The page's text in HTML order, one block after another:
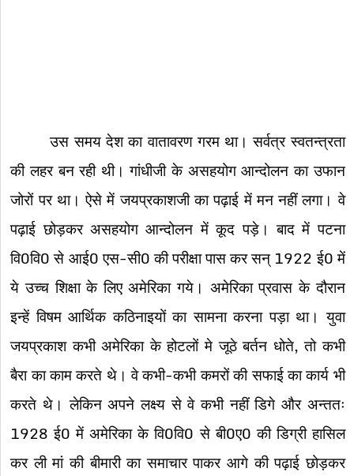
उस समय देश का वातावरण गरम था। सर्वत्र स्वतन्त्रता
की लहर बन रही थी। गांधीजी के असहयोग आन्दोलन का उफान
जोरों पर था। ऐसे में जयप्रकाशजी का पढ़ाई में मन नहीं लगा। वे
पढ़ाई छोड़कर असहयोग आन्दोलन में कूद पड़े। बाद में पटना
वि0वि0 से आई0 एस-सी0 की परीक्षा पास कर सन् 1922 ई0 में
ये उच्च शिक्षा के लिए अमेरिका गये। अमेरिका प्रवास के दौरान
इन्हें विषम आर्थिक कठिनाइयों का सामना करना पड़ा था। युवा
जयप्रकाश कभी अमेरिका के होटलों मे जूठे बर्तन धोते, तो कभी
बैरा का काम करते थे। वे कभी-कभी कमरों की सफाई का कार्य भी
करते थे। लेकिन अपने लक्ष्य से वे कभी नहीं डिगे और अन्ततः
1928 ई0 में अमेरिका के वि0वि0 से बी0ए0 की डिग्री हासिल
कर ली मां की बीमारी का समाचार पाकर आगे की पढ़ाई छोड़कर